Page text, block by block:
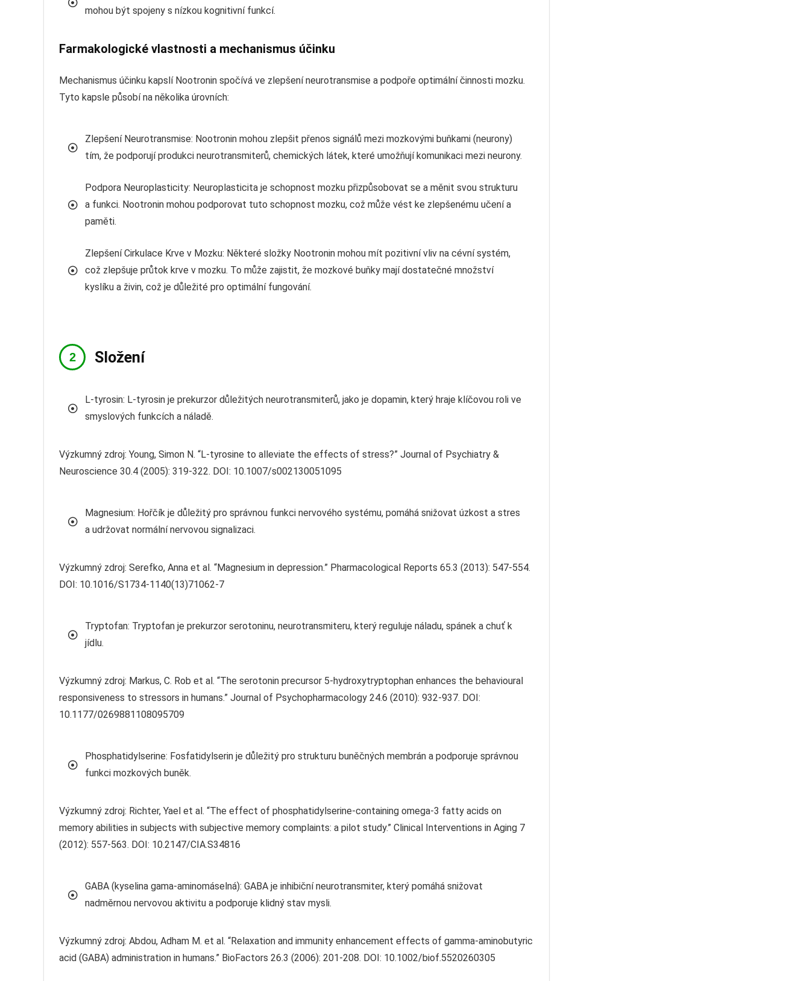
mohou být spojeny s nízkou kognitivní funkcí.
Farmakologické vlastnosti a mechanismus účinku
Mechanismus účinku kapslí Nootronin spočívá ve zlepšení neurotransmise a podpoře optimální činnosti mozku.
Tyto kapsle působí na několika úrovních:
Zlepšení Neurotransmise: Nootronin mohou zlepšit přenos signálů mezi mozkovými buňkami (neurony)
tím, že podporují produkci neurotransmiterů, chemických látek, které umožňují komunikaci mezi neurony.
Podpora Neuroplasticity: Neuroplasticita je schopnost mozku přizpůsobovat se a měnit svou strukturu
a funkci. Nootronin mohou podporovat tuto schopnost mozku, což může vést ke zlepšenému učení a
paměti.
Zlepšení Cirkulace Krve v Mozku: Některé složky Nootronin mohou mít pozitivní vliv na cévní systém,
což zlepšuje průtok krve v mozku. To může zajistit, že mozkové buňky mají dostatečné množství
kyslíku a živin, což je důležité pro optimální fungování.
Složení
L-tyrosin: L-tyrosin je prekurzor důležitých neurotransmiterů, jako je dopamin, který hraje klíčovou roli ve
smyslových funkcích a náladě.
Výzkumný zdroj: Young, Simon N. “L-tyrosine to alleviate the effects of stress?” Journal of Psychiatry &
Neuroscience 30.4 (2005): 319-322. DOI: 10.1007/s002130051095
Magnesium: Hořčík je důležitý pro správnou funkci nervového systému, pomáhá snižovat úzkost a stres
a udržovat normální nervovou signalizaci.
Výzkumný zdroj: Serefko, Anna et al. “Magnesium in depression.” Pharmacological Reports 65.3 (2013): 547-554.
DOI: 10.1016/S1734-1140(13)71062-7
Tryptofan: Tryptofan je prekurzor serotoninu, neurotransmiteru, který reguluje náladu, spánek a chuť k
jídlu.
Výzkumný zdroj: Markus, C. Rob et al. “The serotonin precursor 5-hydroxytryptophan enhances the behavioural
responsiveness to stressors in humans.” Journal of Psychopharmacology 24.6 (2010): 932-937. DOI:
10.1177/0269881108095709
Phosphatidylserine: Fosfatidylserin je důležitý pro strukturu buněčných membrán a podporuje správnou
funkci mozkových buněk.
Výzkumný zdroj: Richter, Yael et al. “The effect of phosphatidylserine-containing omega-3 fatty acids on
memory abilities in subjects with subjective memory complaints: a pilot study.” Clinical Interventions in Aging 7
(2012): 557-563. DOI: 10.2147/CIA.S34816
GABA (kyselina gama-aminomáselná): GABA je inhibiční neurotransmiter, který pomáhá snižovat
nadměrnou nervovou aktivitu a podporuje klidný stav mysli.
Výzkumný zdroj: Abdou, Adham M. et al. “Relaxation and immunity enhancement effects of gamma-aminobutyric
acid (GABA) administration in humans.” BioFactors 26.3 (2006): 201-208. DOI: 10.1002/biof.5520260305